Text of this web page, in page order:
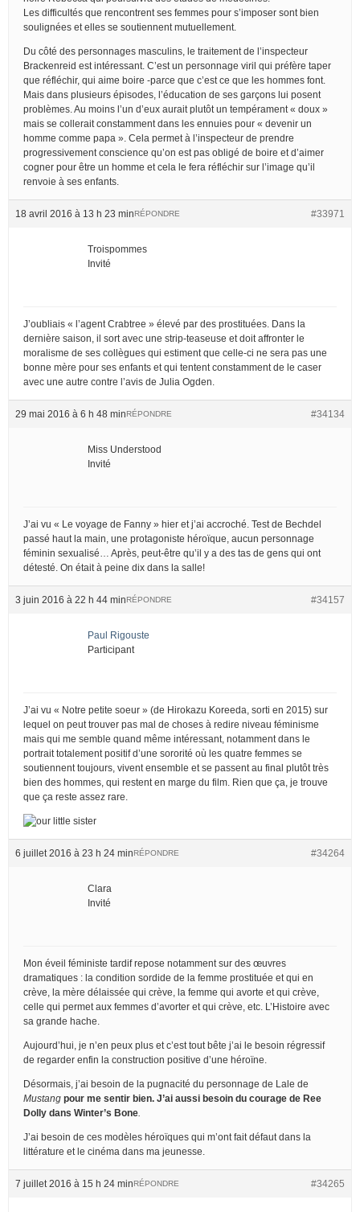
Les difficultés que rencontrent ses femmes pour s’imposer sont bien
soulignées et elles se soutiennent mutuellement.
Du côté des personnages masculins, le traitement de l’inspecteur
Brackenreid est intéressant. C’est un personnage viril qui préfère taper
que réfléchir, qui aime boire -parce que c’est ce que les hommes font.
Mais dans plusieurs épisodes, l’éducation de ses garçons lui posent
problèmes. Au moins l’un d’eux aurait plutôt un tempérament « doux »
mais se collerait constamment dans les ennuies pour « devenir un
homme comme papa ». Cela permet à l’inspecteur de prendre
progressivement conscience qu’on est pas obligé de boire et d’aimer
cogner pour être un homme et cela le fera réfléchir sur l’image qu’il
renvoie à ses enfants.
18 avril 2016 à 13 h 23 min #33971
RÉPONDRE
Troispommes
Invité
J’oubliais « l’agent Crabtree » élevé par des prostituées. Dans la
dernière saison, il sort avec une strip-teaseuse et doit affronter le
moralisme de ses collègues qui estiment que celle-ci ne sera pas une
bonne mère pour ses enfants et qui tentent constamment de le caser
avec une autre contre l’avis de Julia Ogden.
29 mai 2016 à 6 h 48 min #34134
RÉPONDRE
Miss Understood
Invité
J’ai vu « Le voyage de Fanny » hier et j’ai accroché. Test de Bechdel
passé haut la main, une protagoniste héroïque, aucun personnage
féminin sexualisé… Après, peut-être qu’il y a des tas de gens qui ont
détesté. On était à peine dix dans la salle!
3 juin 2016 à 22 h 44 min #34157
RÉPONDRE
Paul Rigouste
Participant
J’ai vu « Notre petite soeur » (de Hirokazu Koreeda, sorti en 2015) sur
lequel on peut trouver pas mal de choses à redire niveau féminisme
mais qui me semble quand même intéressant, notamment dans le
portrait totalement positif d’une sororité où les quatre femmes se
soutiennent toujours, vivent ensemble et se passent au final plutôt très
bien des hommes, qui restent en marge du film. Rien que ça, je trouve
que ça reste assez rare.
6 juillet 2016 à 23 h 24 min #34264
RÉPONDRE
Clara
Invité
Mon éveil féministe tardif repose notamment sur des œuvres
dramatiques : la condition sordide de la femme prostituée et qui en
crève, la mère délaissée qui crève, la femme qui avorte et qui crève,
celle qui permet aux femmes d’avorter et qui crève, etc. L’Histoire avec
sa grande hache.
Aujourd’hui, je n’en peux plus et c’est tout bête j’ai le besoin régressif
de regarder enfin la construction positive d’une héroïne.
Désormais, j’ai besoin de la pugnacité du personnage de Lale de
Mustang pour me sentir bien. J’ai aussi besoin du courage de Ree
Dolly dans Winter’s Bone
J’ai besoin de ces modèles héroïques qui m’ont fait défaut dans la
littérature et le cinéma dans ma jeunesse.
7 juillet 2016 à 15 h 24 min #34265
RÉPONDRE